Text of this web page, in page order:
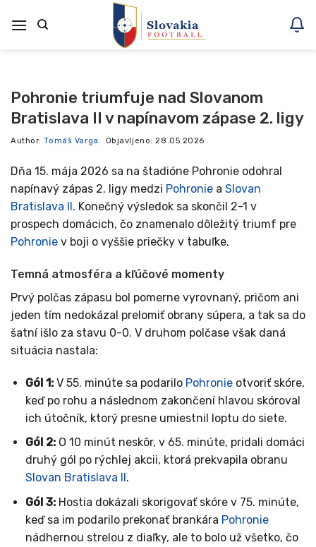
na
Pohronie triumfuje nad Slovanom
Bratislava II v napínavom zápase 2. ligy
Author:Tomáš Varga Objavljeno:28.05.2026
Dňa 15. mája 2026 sa na štadióne Pohronie odohral
napínavý zápas 2. ligy medzi Pohronie a Slovan
Bratislava II . Konečný výsledok sa skončil 2-1 v
prospech domácich, čo znamenalo dôležitý triumf pre
Pohronie v boji o vyššie priečky v tabuľke.
Temná atmosféra a kľúčové momenty
Prvý polčas zápasu bol pomerne vyrovnaný, pričom ani
jeden tím nedokázal prelomiť obrany súpera, a tak sa do
šatní išlo za stavu 0-0. V druhom polčase však daná
situácia nastala:
Gól 1:V 55. minúte sa podarilo Pohronieotvoriť skóre,
keď po rohu a následnom zakončení hlavou skóroval
ich útočník, ktorý presne umiestnil loptu do siete.
Gól 2:O 10 minút neskôr, v 65. minúte, pridali domáci
druhý gól po rýchlej akcii, ktorá prekvapila obranu
Slovan Bratislava II .
Gól 3:Hostia dokázali skorigovať skóre v 75. minúte,
keď sa im podarilo prekonať brankára Pohronie
nádhernou strelou z diaľky, ale to bolo už všetko, čo